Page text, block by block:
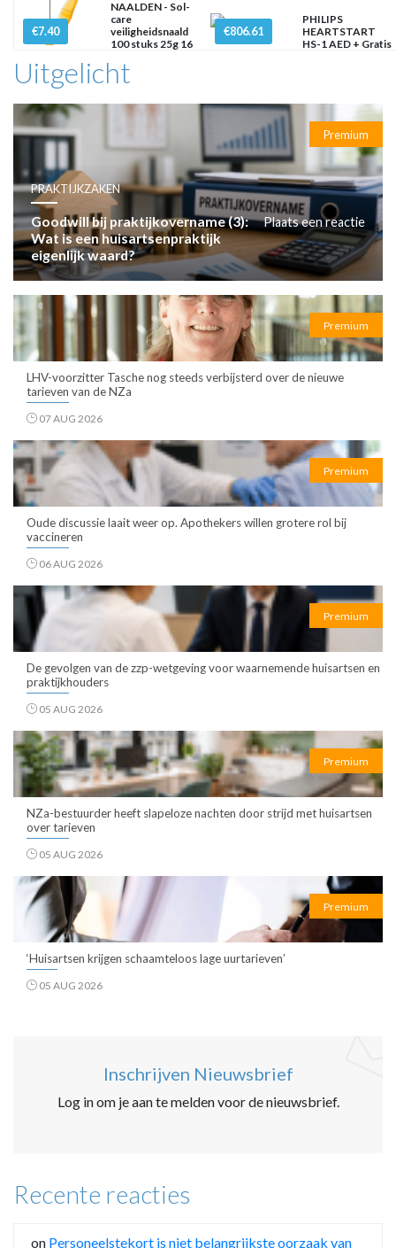
€7.40
NAALDEN - Sol-
care
veiligheidsnaald
100 stuks 25g 16
€806.61
PHILIPS
HEARTSTART
HS-1 AED + Gratis
Uitgelicht
Premium
PRAKTIJKZAKEN
Goodwill bij praktijkovername (3):
Wat is een huisartsenpraktijk
eigenlijk waard?
Plaats een reactie
Premium
LHV-voorzitter Tasche nog steeds verbijsterd over de nieuwe
tarieven van de NZa
07 AUG 2026
Premium
Oude discussie laait weer op. Apothekers willen grotere rol bij
vaccineren
06 AUG 2026
Premium
De gevolgen van de zzp-wetgeving voor waarnemende huisartsen en
praktijkhouders
05 AUG 2026
Premium
NZa-bestuurder heeft slapeloze nachten door strijd met huisartsen
over tarieven
05 AUG 2026
Premium
‘Huisartsen krijgen schaamteloos lage uurtarieven’
05 AUG 2026
Inschrijven Nieuwsbrief
Log in om je aan te melden voor de nieuwsbrief.
Recente reacties
on Personeelstekort is niet belangrijkste oorzaak van